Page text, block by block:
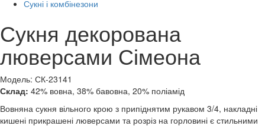
Сукні і комбінезони
Сукня декорована
люверсами Сімеона
Модель: СК-23141
Склад: 42% вовна, 38% бавовна, 20% поліамід
Вовняна сукня вільного крою з припіднятим рукавом 3/4, накладні
кишені прикрашені люверсами та розріз на горловині є стильними